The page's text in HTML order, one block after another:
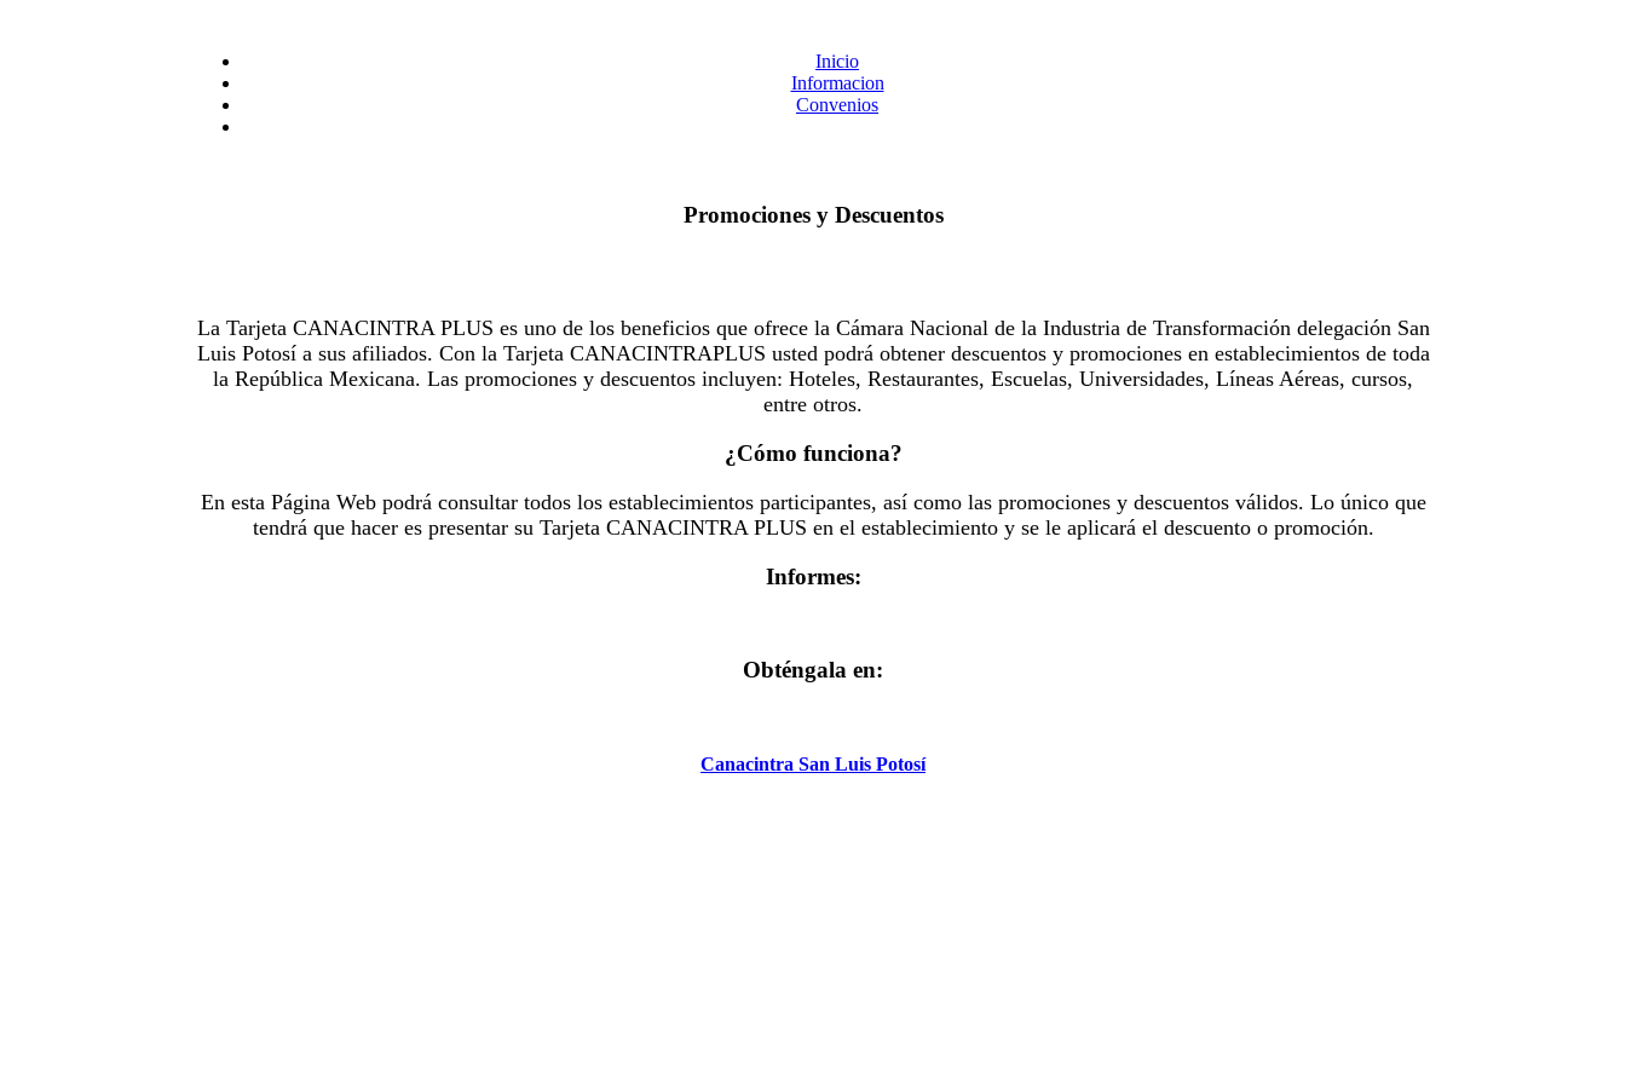
Inicio
Informacion
Convenios
Promociones y Descuentos
La Tarjeta CANACINTRA PLUS es uno de los beneficios que ofrece la Cámara Nacional de la Industria de Transformación delegación San
Luis Potosí a sus afiliados. Con la Tarjeta CANACINTRAPLUS usted podrá obtener descuentos y promociones en establecimientos de toda
la República Mexicana. Las promociones y descuentos incluyen: Hoteles, Restaurantes, Escuelas, Universidades, Líneas Aéreas, cursos,
entre otros.
¿Cómo funciona?
En esta Página Web podrá consultar todos los establecimientos participantes, así como las promociones y descuentos válidos. Lo único que
tendrá que hacer es presentar su Tarjeta CANACINTRA PLUS en el establecimiento y se le aplicará el descuento o promoción.
Informes:
Obténgala en:
Canacintra San Luis Potosí